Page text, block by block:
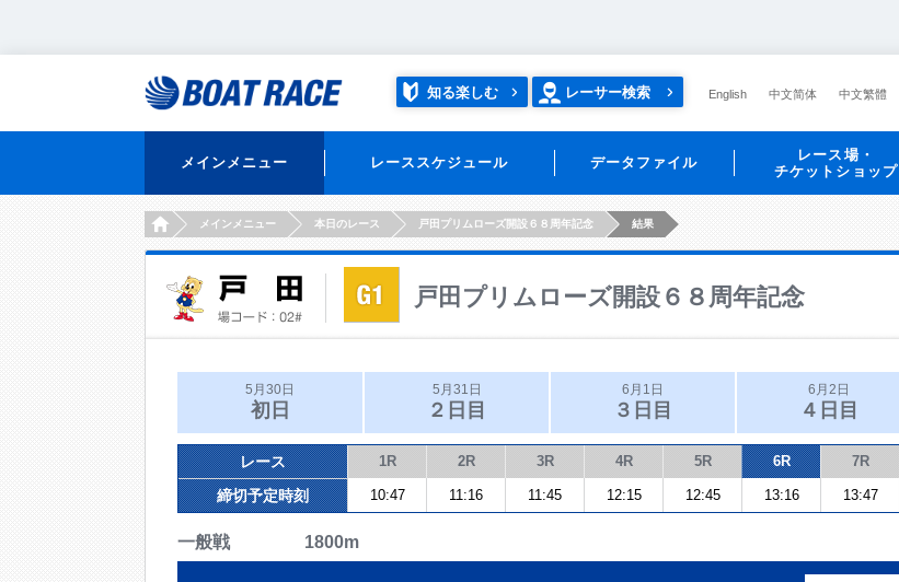
知る楽しむ レーサー検索 English 中文简体 中文繁體
メインメニュー レーススケジュール データファイル
レース場・
チケットショップ
HOMEメインメニュー 本日のレース 戸田プリムローズ開設６８周年記念 結果
戸田プリムローズ開設６８周年記念
5月30日
初日
5月31日
２日目
6月1日
３日目
6月2日
４日目
レース 1R 2R 3R 4R 5R 6R 7R
締切予定時刻 10:47 11:16 11:45 12:15 12:45 13:16 13:47
一般戦 1800m